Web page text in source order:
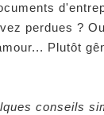
perdues ?
Plutôt
conseils